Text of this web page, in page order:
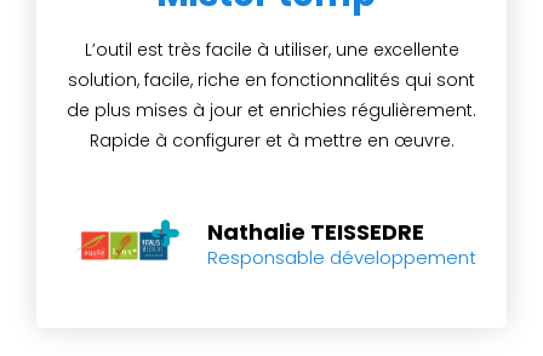
L’outil est très facile à utiliser, une excellente
solution, facile, riche en fonctionnalités qui sont
de plus mises à jour et enrichies régulièrement.
Rapide à configurer et à mettre en œuvre.
Nathalie TEISSEDRE
Responsable développement